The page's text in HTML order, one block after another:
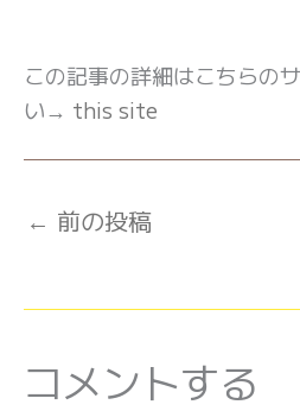
この記事の詳細はこちらの
い→ this site
← 前の投稿
コメントする